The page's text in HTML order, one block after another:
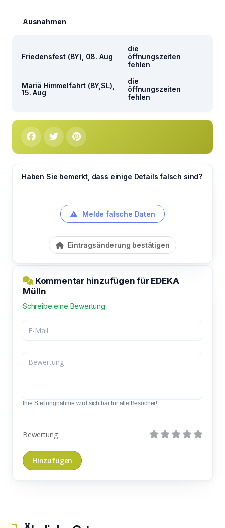
Ausnahmen
Friedensfest (BY), 08. Aug
die
öffnungszeiten
fehlen
Mariä Himmelfahrt (BY,SL),
15. Aug
die
öffnungszeiten
fehlen
Haben Sie bemerkt, dass einige Details falsch sind?
Melde falsche Daten
Eintragsänderung bestätigen
Kommentar hinzufügen für EDEKA
Mülln
Schreibe eine Bewertung
Ihre Stellungnahme wird sichtbar für alle Besucher!
Bewertung